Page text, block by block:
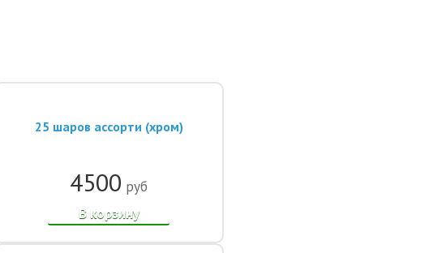
25 шаров ассорти (хром)
4500 руб
В корзину